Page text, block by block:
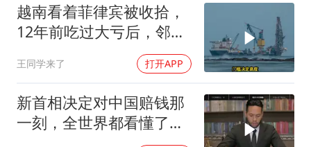
越南看着菲律宾被收拾，
12年前吃过大亏后，邻国
王同学来了 打开APP
新首相决定对中国赔钱那
一刻，全世界都看懂了：